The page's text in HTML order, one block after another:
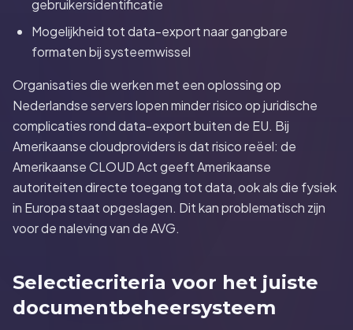
gebruikersidentificatie
Mogelijkheid tot data-export naar gangbare
formaten bij systeemwissel
Organisaties die werken met een oplossing op
Nederlandse servers lopen minder risico op juridische
complicaties rond data-export buiten de EU. Bij
Amerikaanse cloudproviders is dat risico reëel: de
Amerikaanse CLOUD Act geeft Amerikaanse
autoriteiten directe toegang tot data, ook als die fysiek
in Europa staat opgeslagen. Dit kan problematisch zijn
voor de naleving van de AVG.
Selectiecriteria voor het juiste
documentbeheersysteem